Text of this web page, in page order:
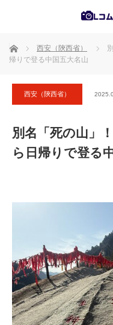
ホーム 西安（陝西省）
帰りで登る中国五大名山
西安（陝西省）
別名「死の山」
ら日帰りで登る